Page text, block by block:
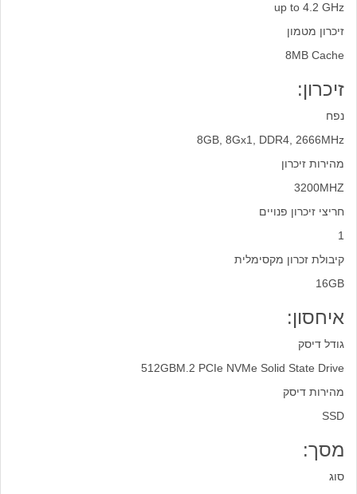
up to 4.2 GHz
זיכרון מטמון
8MB Cache
זיכרון:
נפח
8GB, 8Gx1, DDR4, 2666MHz
מהירות זיכרון
3200MHZ
חריצי זיכרון פנויים
1
קיבולת זכרון מקסימלית
16GB
איחסון:
גודל דיסק
512GBM.2 PCIe NVMe Solid State Drive
מהירות דיסק
SSD
מסך:
סוג